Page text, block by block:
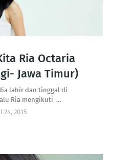
Ria Octaria
Jawa Timur)
lahir dan tinggal di
Ria mengikuti …
24, 2015